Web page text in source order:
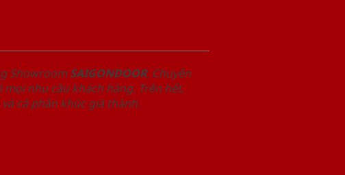
Showroom SAIGONDOOR. Chuyên
nhu cầu khách hàng. Trên hết,
cả phân khúc giá thành.